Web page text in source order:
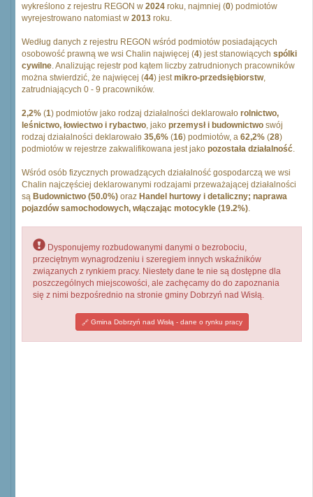
wykreślono z rejestru REGON w 2024 roku, najmniej (0) podmiotów
wyrejestrowano natomiast w 2013 roku.
Według danych z rejestru REGON wśród podmiotów posiadających
osobowość prawną we wsi Chalin najwięcej (4) jest stanowiących spólki
cywilne. Analizując rejestr pod kątem liczby zatrudnionych pracowników
można stwierdzić, że najwięcej (44) jestmikro-przedsiębiorstw,
zatrudniających 0 - 9 pracowników.
2,2% (1) podmiotów jako rodzaj działalności deklarowało rolnictwo,
leśnictwo, łowiectwo i rybactwo, jako przemysł i budownictwo swój
rodzaj działalności deklarowało 35,6% (16) podmiotów, a 62,2% (28)
podmiotów w rejestrze zakwalifikowana jest jako pozostała działalność.
Wśród osób fizycznych prowadzących działalność gospodarczą we wsi
Chalin najczęściej deklarowanymi rodzajami przeważającej działalności
są Budownictwo (50.0%) oraz Handel hurtowy i detaliczny; naprawa
pojazdów samochodowych, włączając motocykle (19.2%).
Dysponujemy rozbudowanymi danymi o bezrobociu,
przeciętnym wynagrodzeniu i szeregiem innych wskaźników
związanych z rynkiem pracy. Niestety dane te nie są dostępne dla
poszczególnych miejscowości, ale zachęcamy do do zapoznania
się z nimi bezpośrednio na stronie gminy Dobrzyń nad Wisłą.
Gmina Dobrzyń nad Wisłą - dane o rynku pracy